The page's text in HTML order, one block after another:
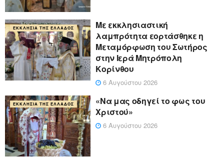
ΕΚΚΛΗΣΊΑ ΤΗΣ ΕΛΛΆΔΟΣ
Με εκκλησιαστική
λαμπρότητα εορτάσθηκε η
Μεταμόρφωση του Σωτήρος
στην Ιερά Μητρόπολη
Κορίνθου
6 Αυγούστου 2026
ΕΚΚΛΗΣΊΑ ΤΗΣ ΕΛΛΆΔΟΣ
«Να μας οδηγεί το φως του
Χριστού»
6 Αυγούστου 2026